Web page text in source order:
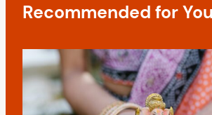
i
n
Recommended for You